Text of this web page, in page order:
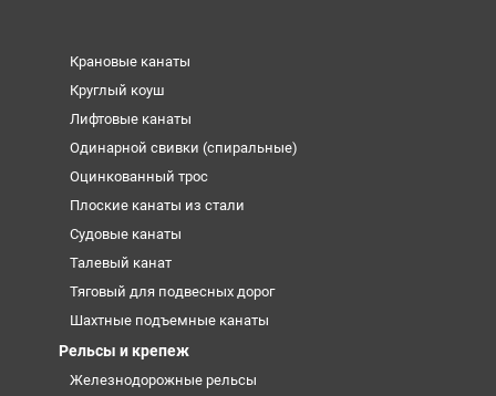
Крановые канаты
Круглый коуш
Лифтовые канаты
Одинарной свивки (спиральные)
Оцинкованный трос
Плоские канаты из стали
Судовые канаты
Талевый канат
Тяговый для подвесных дорог
Шахтные подъемные канаты
Рельсы и крепеж
Железнодорожные рельсы